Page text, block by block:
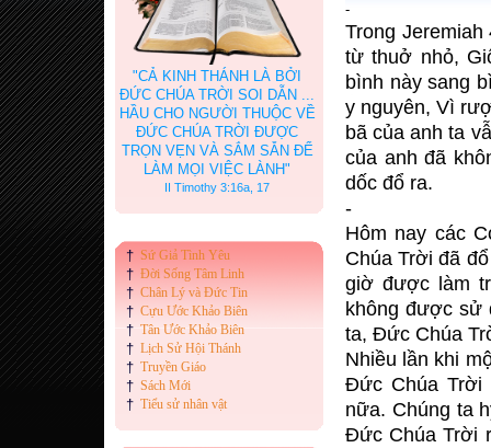
"CẢ KINH THÁNH LÀ BỞI
ĐỨC CHÚA TRỜI SOI DẪN ...
HẦU CHO NGƯỜI THUỘC VỀ
ĐỨC CHÚA TRỜI ĐƯỢC
TRỌN VẸN VÀ SẮM SẴN ĐỂ
LÀM MỌI VIỆC LÀNH"
II Timothy 3:16a, 17
† Sứ Giả Tình Yêu
† Đời Sống Tâm Linh
† Chân Lý và Đức Tin
† Cựu Ước Khảo Biên
† Tân Ước Khảo Biên
† Lịch Sử Hội Thánh
† Truyền Giáo
† Sách Mới
† Tiểu sử nhân vật
-
Trong
từ thuở nhỏ,
bình này sang
y nguyên, Vì
bã của anh ta
của anh đã
dốc đổ ra.
-
Hôm nay các
Chúa Trời đã
giờ được làm
không được sử
ta, Đức Chúa
Nhiều lần khi
Đức Chúa Trời
nữa. Chúng ta
Đức Chúa Trời